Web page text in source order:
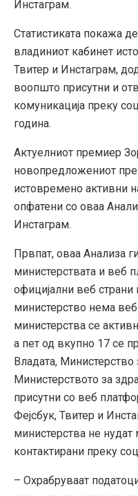
Инстаграм.
Статистиката покажа
владиниот кабинет
Твитер и Инстаграм,
воопшто присутни и
комуникација преку
година.
Актуелниот премиер
новопредложениот
истовремено активни
опфатени со оваа
Инстаграм.
Првпат, оваа Анализа
министерствата и веб
официјални веб
министерство нема
министерства се
а пет од вкупно 17 се
Владата,
Министерството за
присутни со веб
Фејсбук, Твитер и
министерства не
контактирани преку
– Охрабруваат